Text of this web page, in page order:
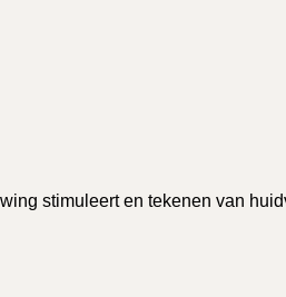
stimuleert en tekenen van